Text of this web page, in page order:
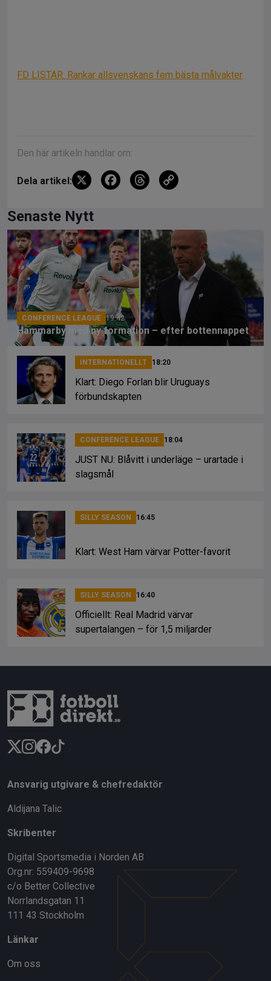
FD LISTAR: Rankar allsvenskans fem bästa målvakter
Den här artikeln handlar om:
Dela artikel: X
F
b
o
o
k
T
a
d
s
Li
n
k
Senaste Nytt
CONFERENCE LEAGUE 19:42
Hammarby med ny formation – efter bottennappet
INTERNATIONELLT 18:20
Klart: Diego Forlan blir Uruguays
förbundskapten
CONFERENCE LEAGUE 18:04
JUST NU: Blåvitt i underläge – urartade i
slagsmål
SILLY SEASON 16:45
Klart: West Ham värvar Potter-favorit
SILLY SEASON 16:40
Officiellt: Real Madrid värvar
supertalangen – för 1,5 miljarder
Ansvarig utgivare & chefredaktör
Aldijana Talic
Skribenter
Digital Sportsmedia i Norden AB
Org.nr: 559409-9698
c/o Better Collective
Norrlandsgatan 11
111 43 Stockholm
Länkar
Om oss